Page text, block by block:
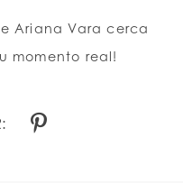
Ariana Vara cerca
momento real!